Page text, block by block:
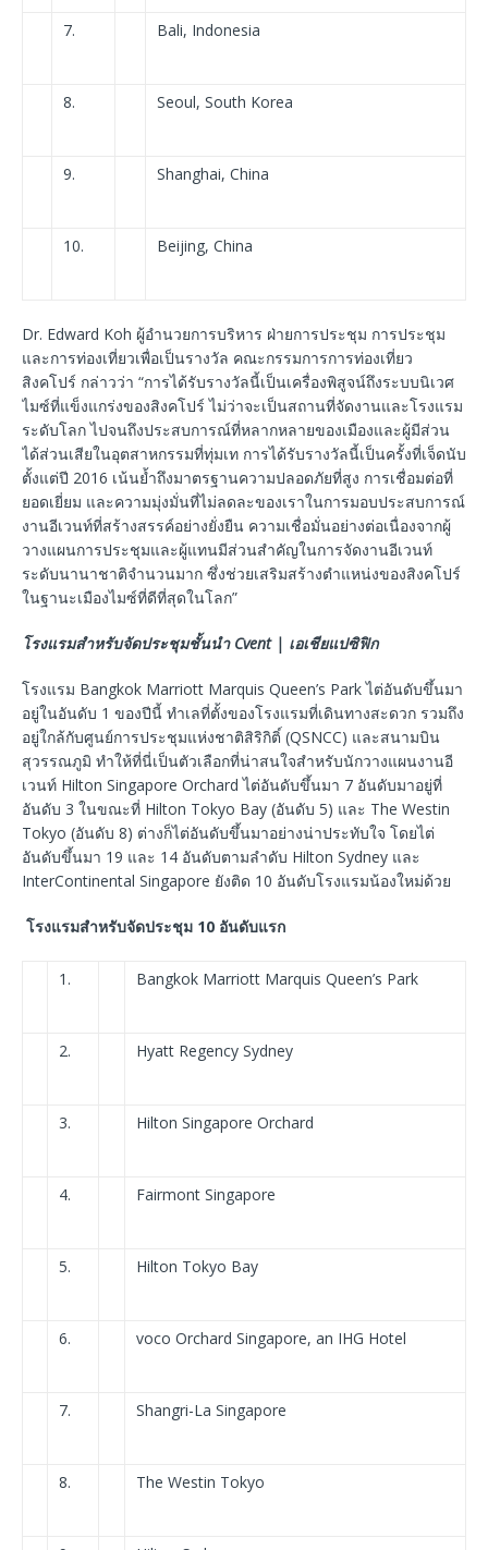
7. Bali, Indonesia
8. Seoul, South Korea
9. Shanghai, China
10. Beijing, China
Dr. Edward Koh ผู้อำนวยการบริหาร ฝ่ายการประชุม การประชุม
และการท่องเที่ยวเพื่อเป็นรางวัล คณะกรรมการการท่องเที่ยว
สิงคโปร์ กล่าวว่า “การได้รับรางวัลนี้เป็นเครื่องพิสูจน์ถึงระบบนิเวศ
ไมซ์ที่แข็งแกร่งของสิงคโปร์ ไม่ว่าจะเป็นสถานที่จัดงานและโรงแรม
ระดับโลก ไปจนถึงประสบการณ์ที่หลากหลายของเมืองและผู้มีส่วน
ได้ส่วนเสียในอุตสาหกรรมที่ทุ่มเท การได้รับรางวัลนี้เป็นครั้งที่เจ็ดนับ
ตั้งแต่ปี 2016 เน้นย้ำถึงมาตรฐานความปลอดภัยที่สูง การเชื่อมต่อที่
ยอดเยี่ยม และความมุ่งมั่นที่ไม่ลดละของเราในการมอบประสบการณ์
งานอีเวนท์ที่สร้างสรรค์อย่างยั่งยืน ความเชื่อมั่นอย่างต่อเนื่องจากผู้
วางแผนการประชุมและผู้แทนมีส่วนสำคัญในการจัดงานอีเวนท์
ระดับนานาชาติจำนวนมาก ซึ่งช่วยเสริมสร้างตำแหน่งของสิงคโปร์
ในฐานะเมืองไมซ์ที่ดีที่สุดในโลก”
โรงแรมสำหรับจัดประชุมชั้นนำ Cvent | เอเชียแปซิฟิก
โรงแรม Bangkok Marriott Marquis Queen’s Park ไต่อันดับขึ้นมา
อยู่ในอันดับ 1 ของปีนี้ ทำเลที่ตั้งของโรงแรมที่เดินทางสะดวก รวมถึง
อยู่ใกล้กับศูนย์การประชุมแห่งชาติสิริกิติ์ (QSNCC) และสนามบิน
สุวรรณภูมิ ทำให้ที่นี่เป็นตัวเลือกที่น่าสนใจสำหรับนักวางแผนงานอี
เวนท์ Hilton Singapore Orchard ไต่อันดับขึ้นมา 7 อันดับมาอยู่ที่
อันดับ 3 ในขณะที่ Hilton Tokyo Bay (อันดับ 5) และ The Westin
Tokyo (อันดับ 8) ต่างก็ไต่อันดับขึ้นมาอย่างน่าประทับใจ โดยไต่
อันดับขึ้นมา 19 และ 14 อันดับตามลำดับ Hilton Sydney และ
InterContinental Singapore ยังติด 10 อันดับโรงแรมน้องใหม่ด้วย
โรงแรมสำหรับจัดประชุม 10 อันดับแรก
1. Bangkok Marriott Marquis Queen’s Park
2. Hyatt Regency Sydney
3. Hilton Singapore Orchard
4. Fairmont Singapore
5. Hilton Tokyo Bay
6. voco Orchard Singapore, an IHG Hotel
7. Shangri-La Singapore
8. The Westin Tokyo